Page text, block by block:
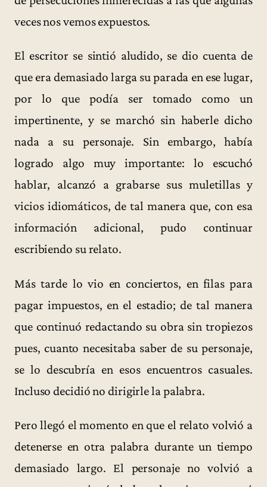
veces nos vemos expuestos.
El escritor se sintió aludido, se dio cuenta de
que era demasiado larga su parada en ese lugar,
por lo que podía ser tomado como un
impertinente, y se marchó sin haberle dicho
nada a su personaje. Sin embargo, había
logrado algo muy importante: lo escuchó
hablar, alcanzó a grabarse sus muletillas y
vicios idiomáticos, de tal manera que, con esa
información adicional, pudo continuar
escribiendo su relato.
Más tarde lo vio en conciertos, en filas para
pagar impuestos, en el estadio; de tal manera
que continuó redactando su obra sin tropiezos
pues, cuanto necesitaba saber de su personaje,
se lo descubría en esos encuentros casuales.
Incluso decidió no dirigirle la palabra.
Pero llegó el momento en que el relato volvió a
detenerse en otra palabra durante un tiempo
demasiado largo. El personaje no volvió a